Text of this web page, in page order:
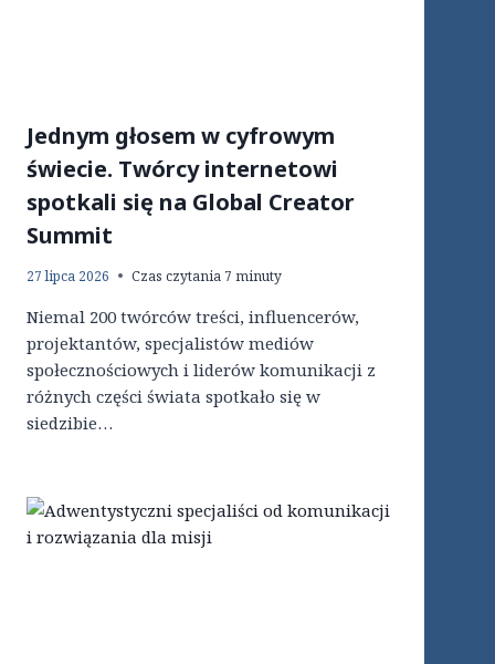
Jednym głosem w cyfrowym
świecie. Twórcy internetowi
spotkali się na Global Creator
Summit
27 lipca 2026 Czas czytania 7 minuty
Niemal 200 twórców treści, influencerów,
projektantów, specjalistów mediów
społecznościowych i liderów komunikacji z
różnych części świata spotkało się w
siedzibie…